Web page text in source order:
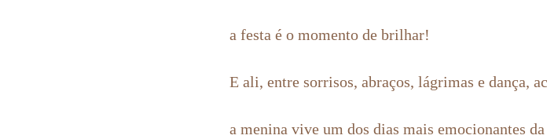
a festa é o momento de brilhar!
E ali, entre sorrisos, abraços, lágrimas e dança,
a menina vive um dos dias mais emocionantes